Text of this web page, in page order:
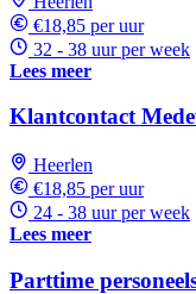
€18,85 per uur
32 - 38 uur per week
Lees meer
Klantcontact
Heerlen
€18,85 per uur
24 - 38 uur per week
Lees meer
Parttime